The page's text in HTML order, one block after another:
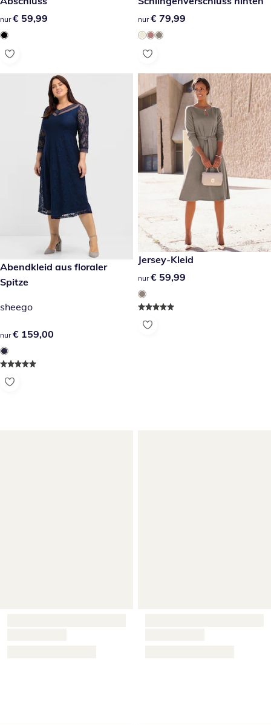
€ 59,99
nur € 59,99
€ 79,99
nur € 79,99
€ 159,00
Abendkleid aus floraler
Spitze
sheego
€ 159,00
nur € 159,00
€ 59,99
Jersey-Kleid
€ 59,99
nur € 59,99